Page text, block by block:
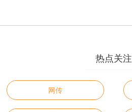
热点关注
网传